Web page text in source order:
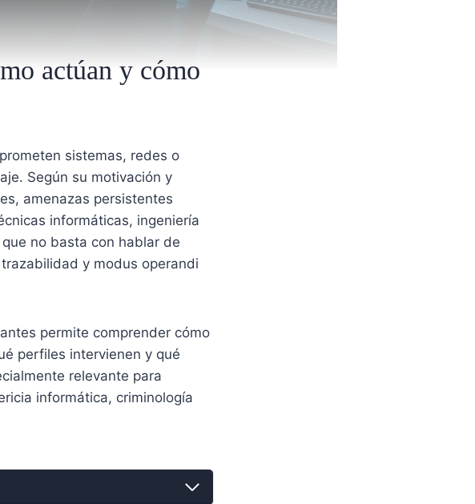
actúan y cómo
sistemas, redes o
Según su motivación y
amenazas persistentes
informáticas, ingeniería
no basta con hablar de
y modus operandi
permite comprender cómo
perfiles intervienen y qué
relevante para
informática, criminología